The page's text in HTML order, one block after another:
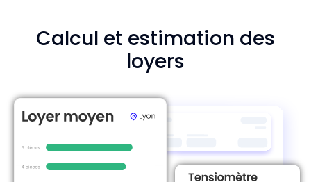
Calcul et estimation des
loyers